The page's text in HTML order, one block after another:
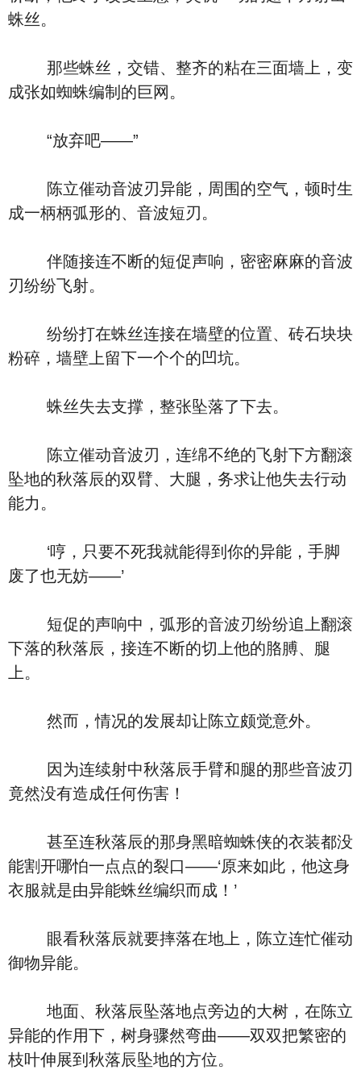
蛛丝。
那些蛛丝，交错、整齐的粘在三面墙上，变
成张如蜘蛛编制的巨网。
“放弃吧――”
陈立催动音波刃异能，周围的空气，顿时生
成一柄柄弧形的、音波短刃。
伴随接连不断的短促声响，密密麻麻的音波
刃纷纷飞射。
纷纷打在蛛丝连接在墙壁的位置、砖石块块
粉碎，墙壁上留下一个个的凹坑。
蛛丝失去支撑，整张坠落了下去。
陈立催动音波刃，连绵不绝的飞射下方翻滚
坠地的秋落辰的双臂、大腿，务求让他失去行动
能力。
‘哼，只要不死我就能得到你的异能，手脚
废了也无妨――’
短促的声响中，弧形的音波刃纷纷追上翻滚
下落的秋落辰，接连不断的切上他的胳膊、腿
上。
然而，情况的发展却让陈立颇觉意外。
因为连续射中秋落辰手臂和腿的那些音波刃
竟然没有造成任何伤害！
甚至连秋落辰的那身黑暗蜘蛛侠的衣装都没
能割开哪怕一点点的裂口――‘原来如此，他这身
衣服就是由异能蛛丝编织而成！’
眼看秋落辰就要摔落在地上，陈立连忙催动
御物异能。
地面、秋落辰坠落地点旁边的大树，在陈立
异能的作用下，树身骤然弯曲――双双把繁密的
枝叶伸展到秋落辰坠地的方位。